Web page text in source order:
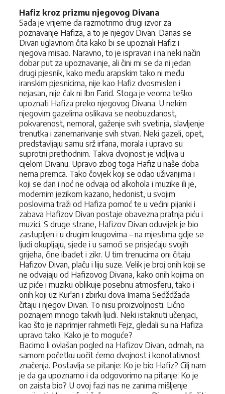
Hafiz kroz prizmu njegovog Divana
Sada je vrijeme da razmotrimo drugi izvor za
poznavanje Hafiza, a to je njegov Divan. Danas se
Divan uglavnom čita kako bi se upoznali Hafiz i
njegova misao. Naravno, to je ispravan i na neki način
dobar put za upoznavanje, ali čini mi se da ni jedan
drugi pjesnik, kako među arapskim tako ni među
iranskim pjesnicima, nije kao Hafiz dvosmislen i
nejasan, nije čak ni Ibn Farid. Stoga je veoma teško
upoznati Hafiza preko njegovog Divana. U nekim
njegovim gazelima oslikava se neobuzdanost,
pokvarenost, nemoral, gaženje svih svetinja, slavljenje
trenutka i zanemarivanje svih stvari. Neki gazeli, opet,
predstavljaju samu srž irfana, morala i upravo su
suprotni prethodnim. Takva dvojnost je vidljiva u
cijelom Divanu. Upravo zbog toga Hafiz u naše doba
nema premca. Tako čovjek koji se odao uživanjima i
koji se dan i noć ne odvaja od alkohola i muzike ili je,
modernim jezikom kazano, hedonist, u svojim
poslovima traži od Hafiza pomoć te u većini pijanki i
zabava Hafizov Divan postaje obavezna pratnja piću i
muzici. S druge strane, Hafizov Divan oduvijek je bio
zastupljen i u drugim krugovima – na mjestima gdje se
ljudi okupljaju, sjede i u samoći se prisjećaju svojih
grijeha, čine ibadet i zikr. U tim trenucima oni čitaju
Hafizov Divan, plaču i liju suze. Velik je broj onih koji se
ne odvajaju od Hafizovog Divana, kako onih kojima on
uz piće i muziku oblikuje posebnu atmosferu, tako i
onih koji uz Kur'an i zbirku dova Imama Sedždžada
čitaju i njegov Divan. To nisu proizvoljnosti. Lično
poznajem mnogo takvih ljudi. Neki istaknuti učenjaci,
kao što je naprimjer rahmetli Fejz, gledali su na Hafiza
upravo tako. Kako je to moguće?
Bacimo li ovlašan pogled na Hafizov Divan, odmah, na
samom početku uočit ćemo dvojnost i konotativnost
značenja. Postavlja se pitanje: Ko je bio Hafiz? Cilj nam
je da ga upoznamo i da odgovorimo na pitanje: Ko je
on zaista bio? U ovoj fazi nas ne zanima mišljenje